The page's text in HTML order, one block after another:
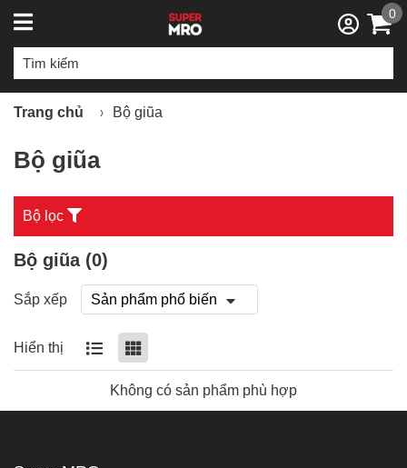
0
Trang chủ Bộ giũa
Bộ giũa
Bộ lọc
Bộ giũa (0)
Sắp xếp
Hiển thị
Không có sản phẩm phù hợp